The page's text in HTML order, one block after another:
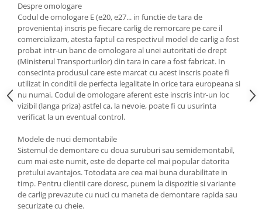
Carlige Plymouth
Carlige Polestar
Carlige Porsche
Carlige Renault
Carlige Seat
Carlige Skoda
Carlige Subaru
Carlige Suzuki
Carlige Tesla
Carlige Toyota
Scut motor Toyota
Scut motor Volvo
Scut motor Volvo C40
Scut motor Volvo V90
Scut motor Volvo XC40
Scut motor Vw
Despre omologare
Codul de omologare E (e20, e27... in functie de tara de
provenienta) inscris pe fiecare carlig de remorcare pe care il
comercializam, atesta faptul ca respectivul model de carlig a fost
probat intr-un banc de omologare al unei autoritati de drept
(Ministerul Transporturilor) din tara in care a fost fabricat. In
consecinta produsul care este marcat cu acest inscris poate fi
utilizat in conditii de perfecta legalitate in orice tara europeana si
nu numai. Codul de omologare aferent este inscris intr-un loc
vizibil (langa priza) astfel ca, la nevoie, poate fi cu usurinta
verificat la un eventual control.
Modele de nuci demontabile
Sistemul de demontare cu doua suruburi sau semidemontabil,
cum mai este numit, este de departe cel mai popular datorita
pretului avantajos. Totodata are cea mai buna durabilitate in
timp. Pentru clientii care doresc, punem la dispozitie si variante
de carlig prevazute cu nuci cu maneta de demontare rapida sau
securizate cu cheie.